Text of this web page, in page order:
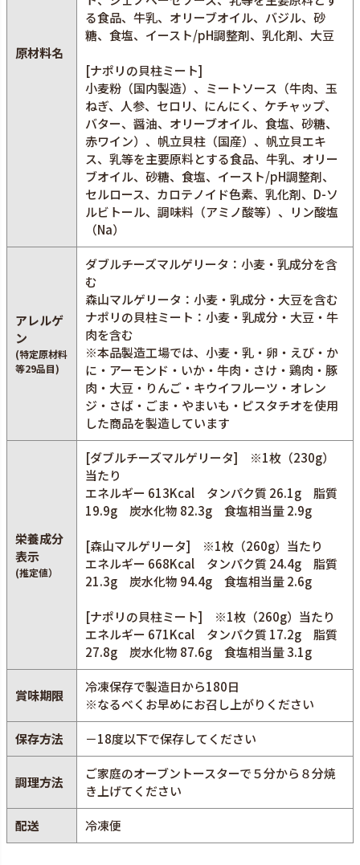
原材料名
る食品、牛乳、オリーブオイル、バジル、砂
糖、食塩、イースト/pH調整剤、乳化剤、大豆
[ナポリの貝柱ミート]
小麦粉（国内製造）、ミートソース（牛肉、玉
ねぎ、人参、セロリ、にんにく、ケチャップ、
バター、醤油、オリーブオイル、食塩、砂糖、
赤ワイン）、帆立貝柱（国産）、帆立貝エキ
ス、乳等を主要原料とする食品、牛乳、オリー
ブオイル、砂糖、食塩、イースト/pH調整剤、
セルロース、カロテノイド色素、乳化剤、D-ソ
ルビトール、調味料（アミノ酸等）、リン酸塩
（Na）
アレルゲ
ン
(特定原材料
等29品目)
ダブルチーズマルゲリータ：小麦・乳成分を含
む
森山マルゲリータ：小麦・乳成分・大豆を含む
ナポリの貝柱ミート：小麦・乳成分・大豆・牛
肉を含む
※本品製造工場では、小麦・乳・卵・えび・か
に・アーモンド・いか・牛肉・さけ・鶏肉・豚
肉・大豆・りんご・キウイフルーツ・オレン
ジ・さば・ごま・やまいも・ピスタチオを使用
した商品を製造しています
栄養成分
表示
(推定値）
[ダブルチーズマルゲリータ] ※1枚（230g）
当たり
エネルギー 613Kcal タンパク質 26.1g 脂質
19.9g 炭水化物 82.3g 食塩相当量 2.9g
[森山マルゲリータ] ※1枚（260g）当たり
エネルギー 668Kcal タンパク質 24.4g 脂質
21.3g 炭水化物 94.4g 食塩相当量 2.6g
[ナポリの貝柱ミート] ※1枚（260g）当たり
エネルギー 671Kcal タンパク質 17.2g 脂質
27.8g 炭水化物 87.6g 食塩相当量 3.1g
賞味期限
冷凍保存で製造日から180日
※なるべくお早めにお召し上がりください
保存方法 －18度以下で保存してください
調理方法
ご家庭のオーブントースターで５分から８分焼
き上げてください
配送 冷凍便